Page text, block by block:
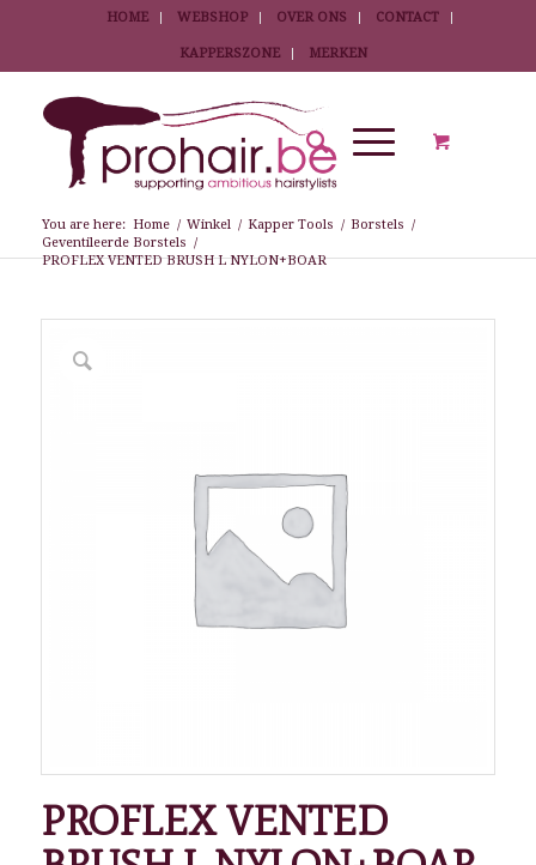
HOME WEBSHOP OVER ONS CONTACT
KAPPERSZONE MERKEN
You are here: Home / Winkel / Kapper Tools / Borstels /
Geventileerde Borstels /
PROFLEX VENTED BRUSH L NYLON+BOAR
PROFLEX VENTED